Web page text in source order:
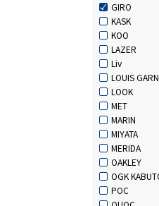
GIRO
KASK
KOO
LAZER
Liv
LOUIS
LOOK
MET
MARIN
MIYATA
MERIDA
OAKLEY
OGK
POC